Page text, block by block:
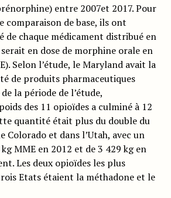
entre 2007et 2017. Pour
comparaison de base, ils ont
chaque médicament distribué en
en dose de morphine orale en
Selon l’étude, le Maryland avait la
de produits pharmaceutiques
la période de l’étude,
des 11 opioïdes a culminé à 12
quantité était plus du double du
Colorado et dans l’Utah, avec un
MME en 2012 et de 3 429 kg en
Les deux opioïdes les plus
Etats étaient la méthadone et le